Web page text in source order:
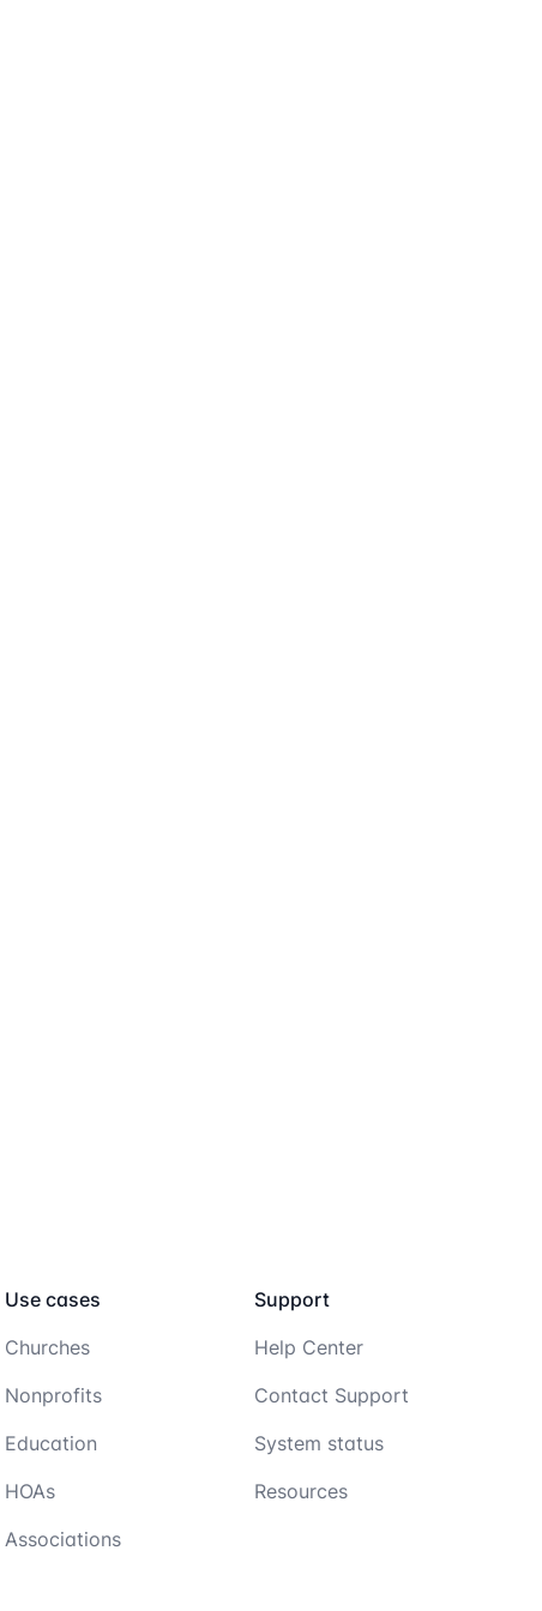
Use cases
Churches
Nonprofits
Education
HOAs
Associations
Support
Help Center
Contact Support
System status
Resources